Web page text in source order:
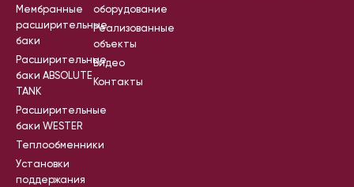
Мембранные
расширительные
баки
Расширительные
баки ABSOLUTE
TANK
Расширительные
баки WESTER
Теплообменники
Установки
поддержания
оборудование
Реализованные
объекты
Видео
Контакты